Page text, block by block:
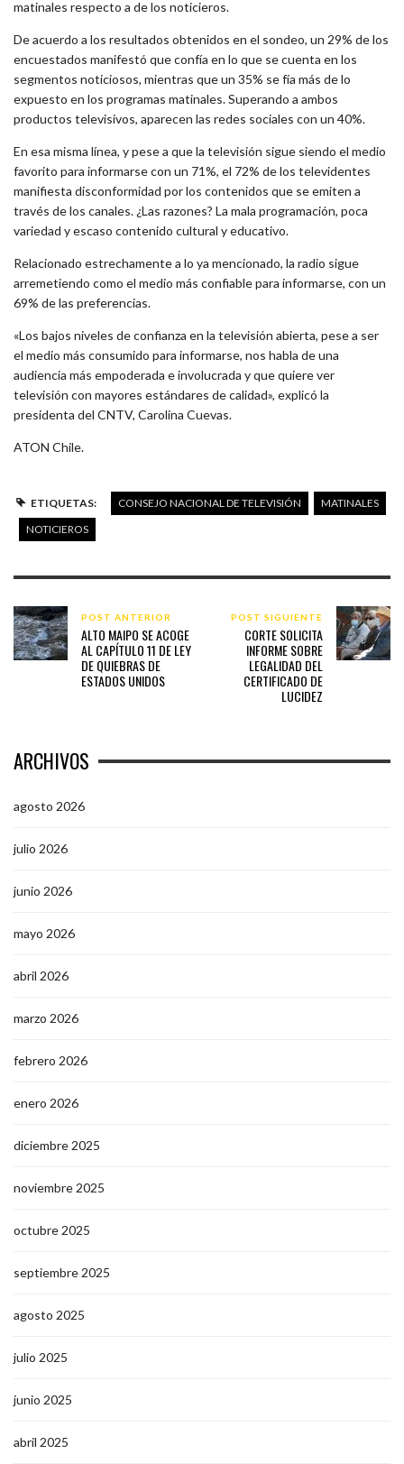
matinales respecto a de los noticieros.
De acuerdo a los resultados obtenidos en el sondeo, un 29% de los
encuestados manifestó que confía en lo que se cuenta en los
segmentos noticiosos, mientras que un 35% se fía más de lo
expuesto en los programas matinales. Superando a ambos
productos televisivos, aparecen las redes sociales con un 40%.
En esa misma línea, y pese a que la televisión sigue siendo el medio
favorito para informarse con un 71%, el 72% de los televidentes
manifiesta disconformidad por los contenidos que se emiten a
través de los canales. ¿Las razones? La mala programación, poca
variedad y escaso contenido cultural y educativo.
Relacionado estrechamente a lo ya mencionado, la radio sigue
arremetiendo como el medio más confiable para informarse, con un
69% de las preferencias.
«Los bajos niveles de confianza en la televisión abierta, pese a ser
el medio más consumido para informarse, nos habla de una
audiencia más empoderada e involucrada y que quiere ver
televisión con mayores estándares de calidad», explicó la
presidenta del CNTV, Carolina Cuevas.
ATON Chile.
ETIQUETAS: CONSEJO NACIONAL DE TELEVISIÓN
MATINALES
NOTICIEROS
POST ANTERIOR
ALTO MAIPO SE ACOGE
AL CAPÍTULO 11 DE LEY
DE QUIEBRAS DE
ESTADOS UNIDOS
POST SIGUIENTE
CORTE SOLICITA
INFORME SOBRE
LEGALIDAD DEL
CERTIFICADO DE
LUCIDEZ
ARCHIVOS
agosto 2026
julio 2026
junio 2026
mayo 2026
abril 2026
marzo 2026
febrero 2026
enero 2026
diciembre 2025
noviembre 2025
octubre 2025
septiembre 2025
agosto 2025
julio 2025
junio 2025
abril 2025